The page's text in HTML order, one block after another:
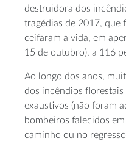
destruidora dos
tragédias de 2017, que
ceifaram a vida, em
15 de outubro), a 116
Ao longo dos anos,
dos incêndios florestais
exaustivos (não foram
bombeiros falecidos
caminho ou no